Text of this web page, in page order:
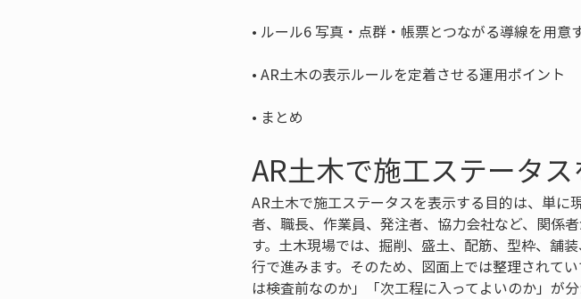
•
•
• まとめ
AR土木で施工ステータ
AR土木で施工ステータスを表示する目的は、単
者、職長、作業員、発注者、協力会社など、関係
す。土木現場では、掘削、盛土、配筋、型枠、舗
行で進みます。そのため、図面上では整理されて
は検査前なのか」「次工程に入ってよいのか」が